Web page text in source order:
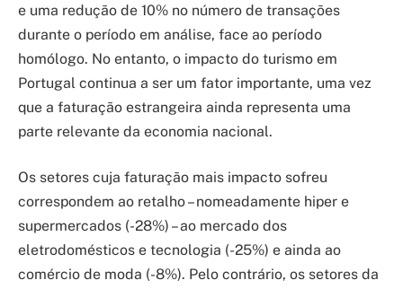
e uma redução de 10% no número de transações
durante o período em análise, face ao período
homólogo. No entanto, o impacto do turismo em
Portugal continua a ser um fator importante, uma vez
que a faturação estrangeira ainda representa uma
parte relevante da economia nacional.
Os setores cuja faturação mais impacto sofreu
correspondem ao retalho – nomeadamente hiper e
supermercados (-28%) – ao mercado dos
eletrodomésticos e tecnologia (-25%) e ainda ao
comércio de moda (-8%). Pelo contrário, os setores da